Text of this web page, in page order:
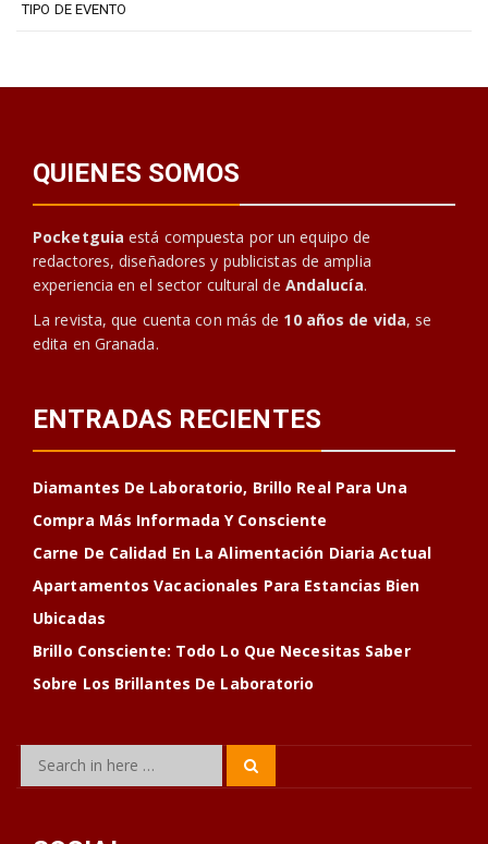
TIPO DE EVENTO
QUIENES SOMOS
Pocketguia está compuesta por un equipo de
redactores, diseñadores y publicistas de amplia
experiencia en el sector cultural de Andalucía.
La revista, que cuenta con más de 10 años de vida, se
edita en Granada.
ENTRADAS RECIENTES
Diamantes De Laboratorio, Brillo Real Para Una
Compra Más Informada Y Consciente
Carne De Calidad En La Alimentación Diaria Actual
Apartamentos Vacacionales Para Estancias Bien
Ubicadas
Brillo Consciente: Todo Lo Que Necesitas Saber
Sobre Los Brillantes De Laboratorio
Search